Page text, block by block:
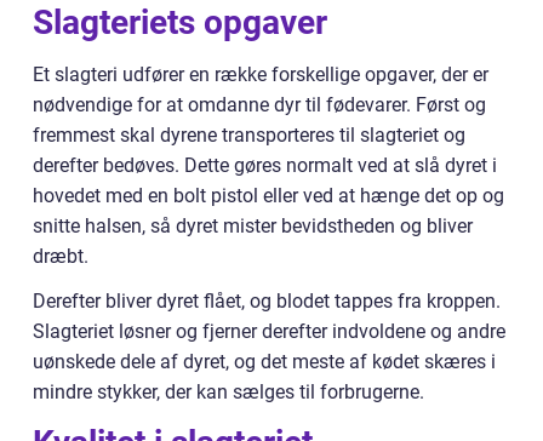
Slagteriets opgaver
Et slagteri udfører en række forskellige opgaver, der er
nødvendige for at omdanne dyr til fødevarer. Først og
fremmest skal dyrene transporteres til slagteriet og
derefter bedøves. Dette gøres normalt ved at slå dyret i
hovedet med en bolt pistol eller ved at hænge det op og
snitte halsen, så dyret mister bevidstheden og bliver
dræbt.
Derefter bliver dyret flået, og blodet tappes fra kroppen.
Slagteriet løsner og fjerner derefter indvoldene og andre
uønskede dele af dyret, og det meste af kødet skæres i
mindre stykker, der kan sælges til forbrugerne.